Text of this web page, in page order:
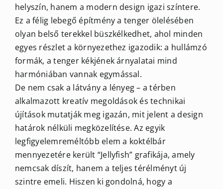
helyszín, hanem a modern design igazi színtere.
Ez a félig lebegő építmény a tenger ölelésében
olyan belső terekkel büszkélkedhet, ahol minden
egyes részlet a környezethez igazodik: a hullámzó
formák, a tenger kékjének árnyalatai mind
harmóniában vannak egymással.
De nem csak a látvány a lényeg – a térben
alkalmazott kreatív megoldások és technikai
újítások mutatják meg igazán, mit jelent a design
határok nélküli megközelítése. Az egyik
legfigyelemreméltóbb elem a koktélbár
mennyezetére került “Jellyfish” grafikája, amely
nemcsak díszít, hanem a teljes térélményt új
szintre emeli. Hiszen ki gondolná, hogy a